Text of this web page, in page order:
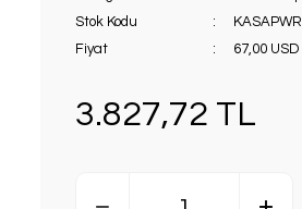
Stok Kodu
Fiyat
67,00
3.827,72 TL